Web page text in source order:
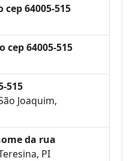
64005-515
cep 64005-515
515
Joaquim,
da rua
PI